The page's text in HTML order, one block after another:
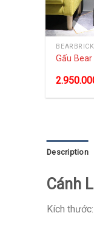
Gấu
Description
Cánh
Kích thước: